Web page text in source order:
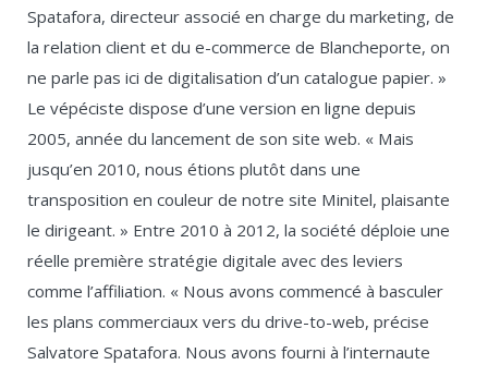
Spatafora, directeur associé en charge du marketing, de
la relation client et du e-commerce de Blancheporte, on
ne parle pas ici de digitalisation d’un catalogue papier. »
Le vépéciste dispose d’une version en ligne depuis
2005, année du lancement de son site web. « Mais
jusqu’en 2010, nous étions plutôt dans une
transposition en couleur de notre site Minitel, plaisante
le dirigeant. » Entre 2010 à 2012, la société déploie une
réelle première stratégie digitale avec des leviers
comme l’affiliation. « Nous avons commencé à basculer
les plans commerciaux vers du drive-to-web, précise
Salvatore Spatafora. Nous avons fourni à l’internaute